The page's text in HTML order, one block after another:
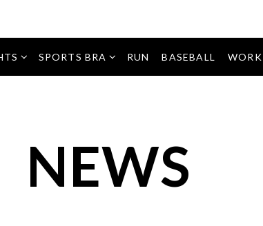
MEN
ター
インナ
プス
ボト
ムス
WOMEN
パーツサ
ポーター
インナー
トップ
ス
ツ
リー
SPORTS BRA RUN BASEBALL WORK
NEWS